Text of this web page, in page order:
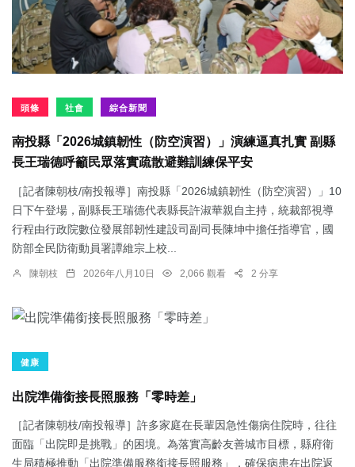
頭條 社會 綜合新聞
南投縣「2026城鎮韌性（防空演習）」演練逼真扎實 副縣
長王瑞德呼籲民眾落實疏散避難訓練保平安
［記者陳朝枝/南投報導］南投縣「2026城鎮韌性（防空演習）」10
日下午登場，副縣長王瑞德代表縣長許淑華親自主持，統裁部視導
行程由行政院數位發展部韌性建設司副司長陳坤中擔任指導官，國
防部全民防衛動員署譚維宗上校...
陳朝枝 2026年八月10日 2,066 觀看 2 分享
健康
出院準備銜接長照服務「零時差」
［記者陳朝枝/南投報導］許多家庭在長輩因急性傷病住院時，往往
面臨「出院即是挑戰」的困境。為落實高齡友善城市目標，縣府衛
生局積極推動「出院準備服務銜接長照服務」，確保病患在出院返